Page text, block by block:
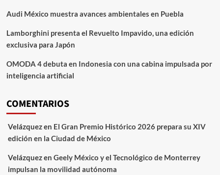
Audi México muestra avances ambientales en Puebla
Lamborghini presenta el Revuelto Impavido, una edición
exclusiva para Japón
OMODA 4 debuta en Indonesia con una cabina impulsada por
inteligencia artificial
COMENTARIOS
Velázquezen El Gran Premio Histórico 2026 prepara su XIV
edición en la Ciudad de México
Velázquezen Geely México y el Tecnológico de Monterrey
impulsan la movilidad autónoma